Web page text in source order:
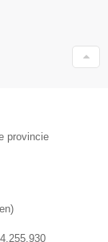
provincie
)